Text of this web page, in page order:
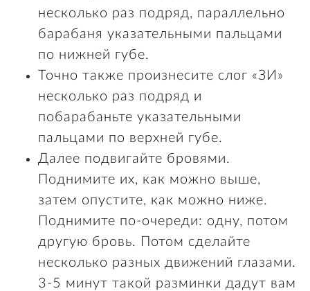
несколько раз подряд, параллельно
барабаня указательными пальцами
по нижней губе.
Точно также произнесите слог «ЗИ»
несколько раз подряд и
побарабаньте указательными
пальцами по верхней губе.
Далее подвигайте бровями.
Поднимите их, как можно выше,
затем опустите, как можно ниже.
Поднимите по-очереди: одну, потом
другую бровь. Потом сделайте
несколько разных движений глазами.
3-5 минут такой разминки дадут вам